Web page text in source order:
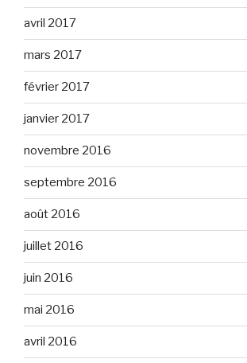
avril 2017
mars 2017
février 2017
janvier 2017
novembre 2016
septembre 2016
août 2016
juillet 2016
juin 2016
mai 2016
avril 2016